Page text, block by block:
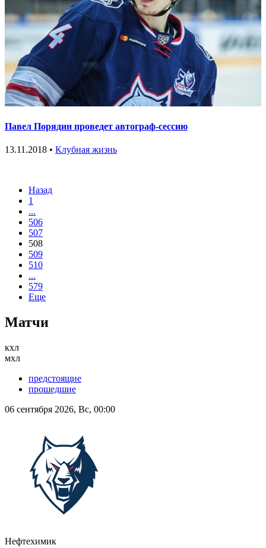
Павел Порядин проведет автограф-сессию
13.11.2018 • Клубная жизнь
Назад
1
...
506
507
508
509
510
...
579
Еще
Матчи
кхл
мхл
предстоящие
прошедшие
06 сентября 2026, Вс, 00:00
Нефтехимик